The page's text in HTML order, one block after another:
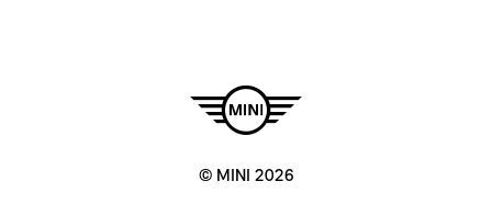
© MINI 2026